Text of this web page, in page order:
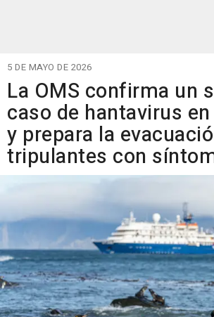
5 DE MAYO DE 2026
La OMS confirma un
caso de hantavirus
y prepara la
tripulantes con